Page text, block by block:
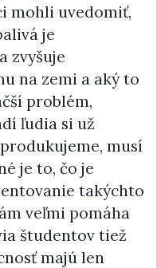
mohli uvedomiť,
je
zvyšuje
na zemi a aký to
problém,
ľudia si už
musí
je to, čo je
takýchto
veľmi pomáha
študentov tiež
majú len